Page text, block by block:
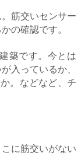
筋交いセンサー
の確認です。
築です。今とは
入っているか、
。などなど、チ
に筋交いがない